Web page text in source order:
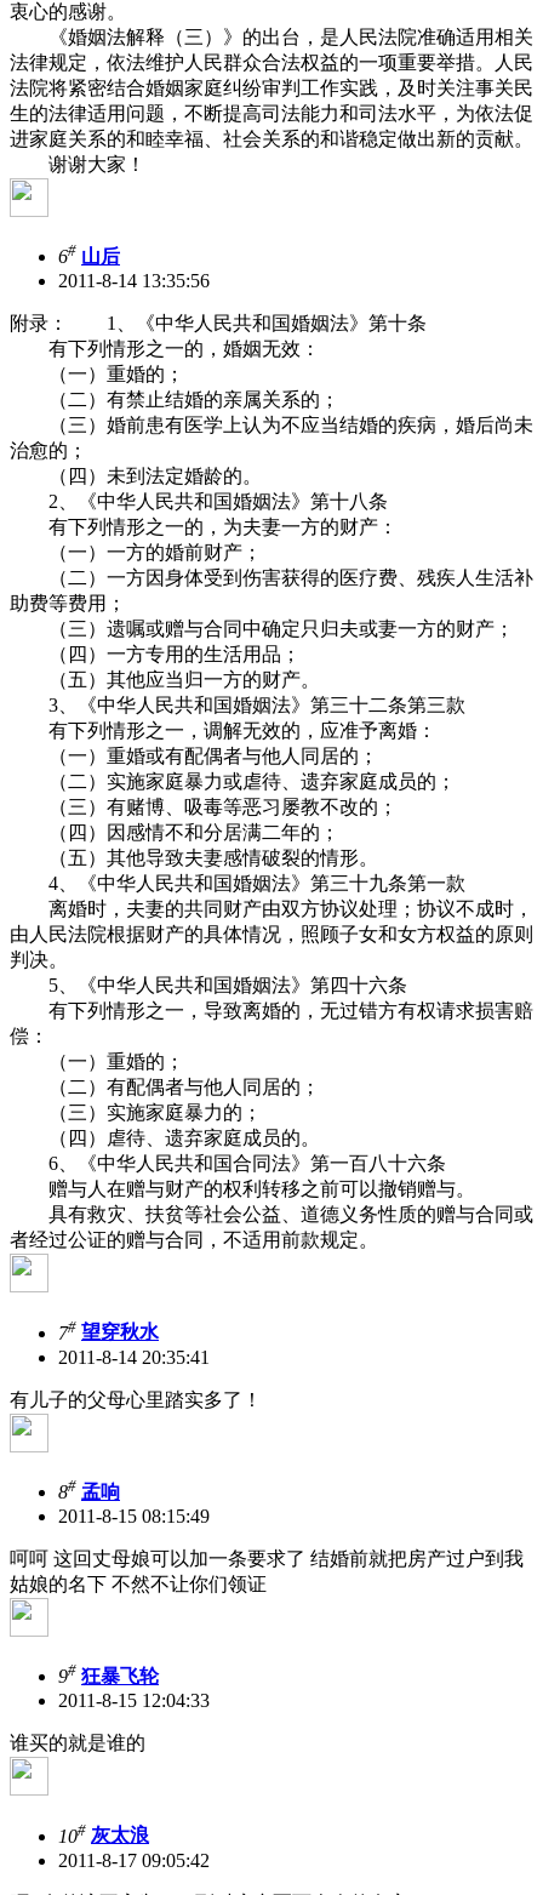
衷心的感谢。
《婚姻法解释（三）》的出台，是人民法院准确适用相关
法律规定，依法维护人民群众合法权益的一项重要举措。人民
法院将紧密结合婚姻家庭纠纷审判工作实践，及时关注事关民
生的法律适用问题，不断提高司法能力和司法水平，为依法促
进家庭关系的和睦幸福、社会关系的和谐稳定做出新的贡献。
谢谢大家！
6# 山后
2011-8-14 13:35:56
附录： 1、《中华人民共和国婚姻法》第十条
有下列情形之一的，婚姻无效：
（一）重婚的；
（二）有禁止结婚的亲属关系的；
（三）婚前患有医学上认为不应当结婚的疾病，婚后尚未
治愈的；
（四）未到法定婚龄的。
2、《中华人民共和国婚姻法》第十八条
有下列情形之一的，为夫妻一方的财产：
（一）一方的婚前财产；
（二）一方因身体受到伤害获得的医疗费、残疾人生活补
助费等费用；
（三）遗嘱或赠与合同中确定只归夫或妻一方的财产；
（四）一方专用的生活用品；
（五）其他应当归一方的财产。
3、《中华人民共和国婚姻法》第三十二条第三款
有下列情形之一，调解无效的，应准予离婚：
（一）重婚或有配偶者与他人同居的；
（二）实施家庭暴力或虐待、遗弃家庭成员的；
（三）有赌博、吸毒等恶习屡教不改的；
（四）因感情不和分居满二年的；
（五）其他导致夫妻感情破裂的情形。
4、《中华人民共和国婚姻法》第三十九条第一款
离婚时，夫妻的共同财产由双方协议处理；协议不成时，
由人民法院根据财产的具体情况，照顾子女和女方权益的原则
判决。
5、《中华人民共和国婚姻法》第四十六条
有下列情形之一，导致离婚的，无过错方有权请求损害赔
偿：
（一）重婚的；
（二）有配偶者与他人同居的；
（三）实施家庭暴力的；
（四）虐待、遗弃家庭成员的。
6、《中华人民共和国合同法》第一百八十六条
赠与人在赠与财产的权利转移之前可以撤销赠与。
具有救灾、扶贫等社会公益、道德义务性质的赠与合同或
者经过公证的赠与合同，不适用前款规定。
7# 望穿秋水
2011-8-14 20:35:41
有儿子的父母心里踏实多了！
8# 孟响
2011-8-15 08:15:49
呵呵 这回丈母娘可以加一条要求了 结婚前就把房产过户到我
姑娘的名下 不然不让你们领证
9# 狂暴飞轮
2011-8-15 12:04:33
谁买的就是谁的
10# 灰太浪
2011-8-17 09:05:42